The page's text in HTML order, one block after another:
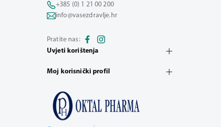
+385 (0) 1 21 00 200
info@vasezdravlje.hr
Pratite nas:
Uvjeti korištenja
Moj korisnički profil